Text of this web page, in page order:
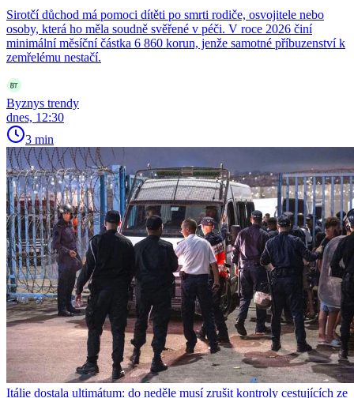
Sirotčí důchod má pomoci dítěti po smrti rodiče, osvojitele nebo
osoby, která ho měla soudně svěřené v péči. V roce 2026 činí
minimální měsíční částka 6 860 korun, jenže samotné příbuzenství k
zemřelému nestačí.
Byznys trendy
dnes, 12:30
3 min
Itálie dostala ultimátum: do neděle musí zrušit kontroly cestujících ze